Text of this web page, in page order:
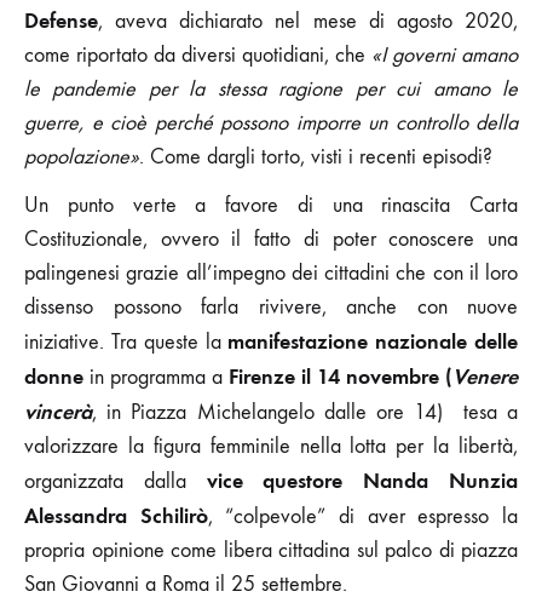
Defense, aveva dichiarato nel mese di agosto 2020,
come riportato da diversi quotidiani, che «I governi amano
le pandemie per la stessa ragione per cui amano le
guerre, e cioè perché possono imporre un controllo della
popolazione». Come dargli torto, visti i recenti episodi?
Un punto verte a favore di una rinascita Carta
Costituzionale, ovvero il fatto di poter conoscere una
palingenesi grazie all’impegno dei cittadini che con il loro
dissenso possono farla rivivere, anche con nuove
iniziative. Tra queste la manifestazione nazionale delle
donne in programma a Firenze il 14 novembre (Venere
vincerà, in Piazza Michelangelo dalle ore 14) tesa a
valorizzare la figura femminile nella lotta per la libertà,
organizzata dalla vice questore Nanda Nunzia
Alessandra Schilirò, “colpevole” di aver espresso la
propria opinione come libera cittadina sul palco di piazza
San Giovanni a Roma il 25 settembre.